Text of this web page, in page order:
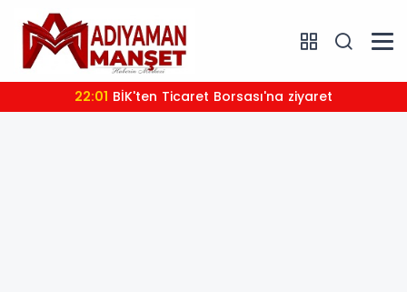
22:01 BİK'ten Ticaret Borsası'na ziyaret